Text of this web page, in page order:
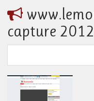
capture